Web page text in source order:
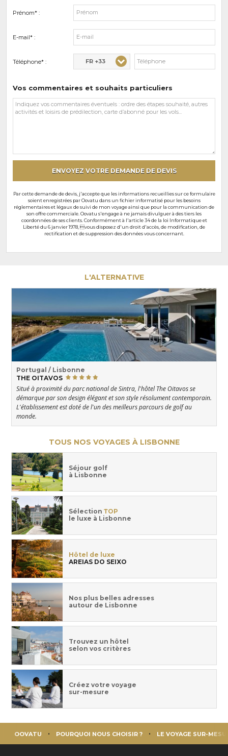
Prénom* :
E-mail* :
Téléphone* : FR +33
Vos commentaires et souhaits particuliers
Vos
commentaires
ENVOYEZ VOTRE DEMANDE DE DEVIS
Par cette demande de devis, j'accepte que les informations recueillies sur ce formulaire
soient enregistrées par Oovatu dans un fichier informatisé pour les besoins
réglementaires et légaux de suivi de mon voyage ainsi que pour la communication de
son offre commerciale. Oovatu s'engage à ne jamais divulguer à des tiers les
coordonnées de ses clients. Conformément à l'article 34 de la loi Informatique et
Liberté du 6 janvier 1978, vous disposez d'un droit d'accès, de modification, de
rectification et de suppression des données vous concernant.
L'ALTERNATIVE
Portugal / Lisbonne
THE OITAVOS
Situé à proximité du parc national de Sintra, l'hôtel The Oitavos se
démarque par son design élégant et son style résolument contemporain.
L'établissement est doté de l'un des meilleurs parcours de golf au
monde.
TOUS NOS VOYAGES À LISBONNE
Séjour golf
à Lisbonne
Sélection TOP
le luxe à Lisbonne
Hôtel de luxe
AREIAS DO SEIXO
Nos plus belles adresses
autour de Lisbonne
Trouvez un hôtel
selon vos critères
Créez votre voyage
sur-mesure
OOVATU POURQUOI NOUS CHOISIR ? LE VOYAGE SUR-